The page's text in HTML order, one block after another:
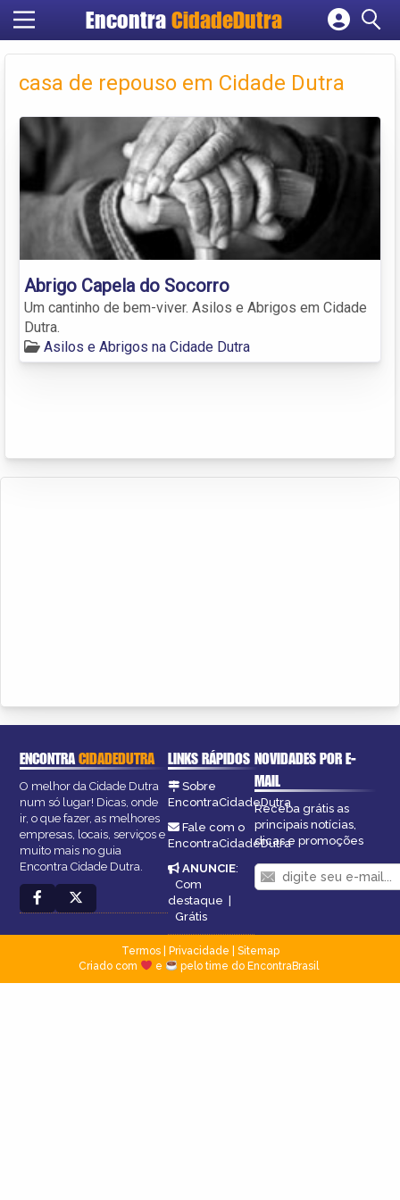
Encontra CidadeDutra
Cadastrar empresa
Criar conta
casa de repouso em Cidade Dutra
Abrigo Capela do Socorro
Um cantinho de bem-viver. Asilos e Abrigos em Cidade
Dutra.
Asilos e Abrigos na Cidade Dutra
ENCONTRACIDADEDUTRA
O melhor da Cidade Dutra
num só lugar! Dicas, onde
ir, o que fazer, as melhores
empresas, locais, serviços e
muito mais no guia
Encontra Cidade Dutra.
LINKS RÁPIDOS
Sobre
EncontraCidadeDutra
Fale com o
EncontraCidadeDutra
ANUNCIE:
Com
destaque |
Grátis
NOVIDADES POR E-
MAIL
Receba grátis as
principais notícias,
dicas e promoções
Termos| Privacidade
Sitemap
Criado com
e pelo time do EncontraBrasil